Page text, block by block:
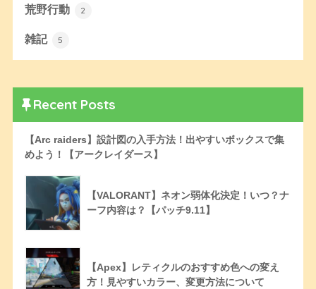
荒野行動 2
雑記 5
Recent Posts
【Arc raiders】設計図の入手方法！出やすいボックスで集
めよう！【アークレイダース】
【VALORANT】ネオン弱体化決定！いつ？ナ
ーフ内容は？【パッチ9.11】
【Apex】レティクルのおすすめ色への変え
方！見やすいカラー、変更方法について